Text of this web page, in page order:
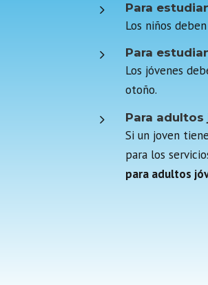
5 Para
Los niños
5 Para
Los jóvenes
otoño.
5 Para adultos
Si un joven
para los
para adultos